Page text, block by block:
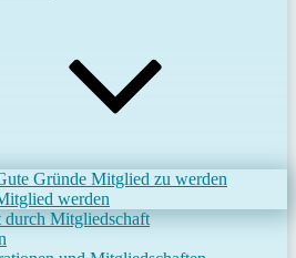
Gründe Mitglied zu werden
werden
durch Mitgliedschaft